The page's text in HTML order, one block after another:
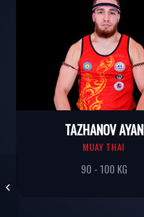
TAZHANOV AYAN
MUAY THAI
90 - 100 KG